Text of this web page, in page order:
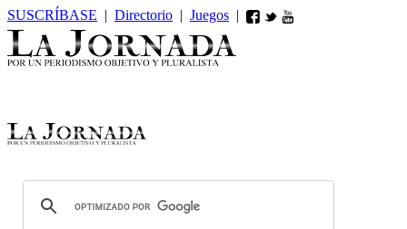
SUSCRÍBASE | Directorio | Juegos |